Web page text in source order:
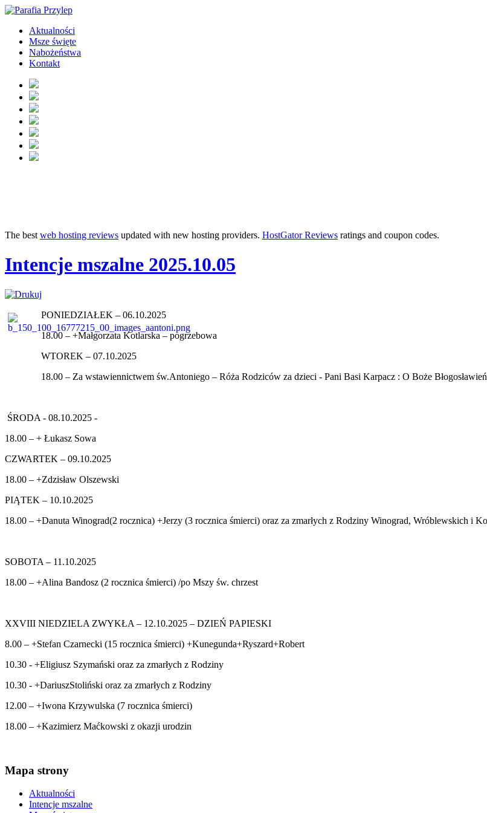
Aktualności
Msze święte
Nabożeństwa
Kontakt
The best web hosting reviews updated with new hosting providers. HostGator Reviews ratings and coupon codes.
Intencje mszalne 2025.10.05
PONIEDZIAŁEK – 06.10.2025
18.00 – +Małgorzata Kotlarska – pogrzebowa
WTOREK – 07.10.2025
18.00 – Za wstawiennictwem św.Antoniego – Róża Rodziców za dzieci - Pani Basi Karpacz : O Boże
ŚRODA - 08.10.2025 -
18.00 – + Łukasz Sowa
CZWARTEK – 09.10.2025
18.00 – +Zdzisław Olszewski
PIĄTEK – 10.10.2025
18.00 – +Danuta Winograd(2 rocznica) +Jerzy (3 rocznica śmierci) oraz za zmarłych z Rodziny Winograd, Wróblewskich i
SOBOTA – 11.10.2025
18.00 – +Alina Bandosz (2 rocznica śmierci) /po Mszy św. chrzest
XXVIII NIEDZIELA ZWYKŁA – 12.10.2025 – DZIEŃ PAPIESKI
8.00 – +Stefan Czarnecki (15 rocznica śmierci) +Kunegunda+Ryszard+Robert
10.30 - +Eligiusz Szymański oraz za zmarłych z Rodziny
10.30 - +DariuszStoliński oraz za zmarłych z Rodziny
12.00 – +Iwona Krzywulska (7 rocznica śmierci)
18.00 – +Kazimierz Maćkowski z okazji urodzin
Mapa strony
Aktualności
Intencje mszalne